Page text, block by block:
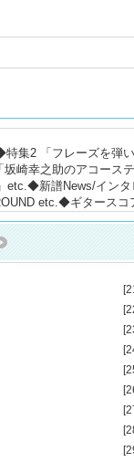
集2 「フレーズを弾
崎幸之助のアコース
etc.◆新譜News/イン
etc.◆ギタース